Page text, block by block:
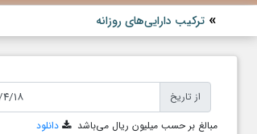
ترکیب دارایی‌های روزانه
از تاریخ
مبالغ بر حسب میلیون ریال می‌باشد
دانلود